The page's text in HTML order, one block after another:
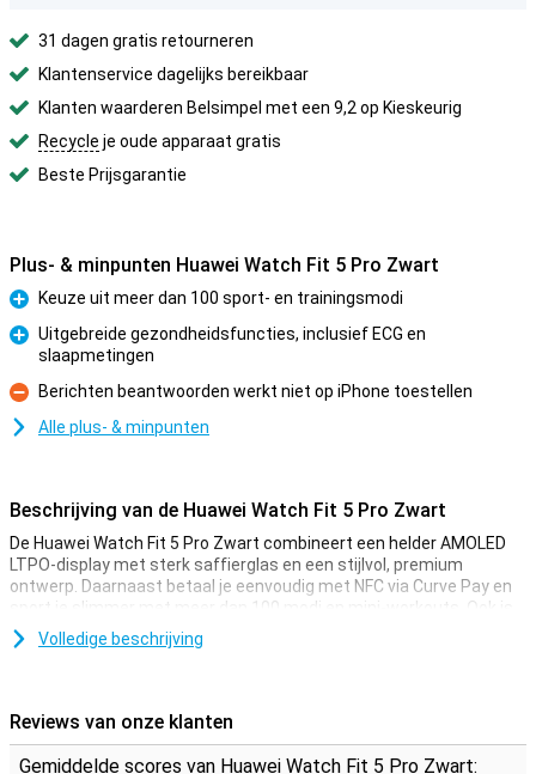
31 dagen gratis retourneren
Klantenservice dagelijks bereikbaar
Klanten waarderen Belsimpel met een 9,2 op Kieskeurig
Recycle je oude apparaat gratis
Beste Prijsgarantie
Plus- & minpunten Huawei Watch Fit 5 Pro Zwart
Pluspunt
Keuze uit meer dan 100 sport- en trainingsmodi
Pluspunt
Uitgebreide gezondheidsfuncties, inclusief ECG en
slaapmetingen
Minpunt
Berichten beantwoorden werkt niet op iPhone toestellen
Alle plus- & minpunten
Beschrijving van de Huawei Watch Fit 5 Pro Zwart
De Huawei Watch Fit 5 Pro Zwart combineert een helder AMOLED
LTPO-display met sterk saffierglas en een stijlvol, premium
ontwerp. Daarnaast betaal je eenvoudig met NFC via Curve Pay en
sport je slimmer met meer dan 100 modi en mini-workouts. Ook is
het horloge 5 ATM waterdicht en IP6X stofbestendig. Je meet je
uitgebreid jouw gezondheid, inclusief ECG en meldingen bij
blijft.
Geavanceerde gezondheidsmetingen
Volledige beschrijving
Reviews van onze klanten
Gemiddelde scores van Huawei Watch Fit 5 Pro Zwart: